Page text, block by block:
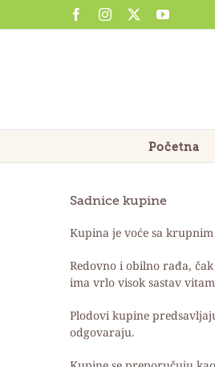
FacebookInstagram YouTube
Početna
Sadnice kupine
Kupina je voće sa
Redovno i obilno rađa,
ima vrlo visok sastav
Plodovi kupine
odgovaraju.